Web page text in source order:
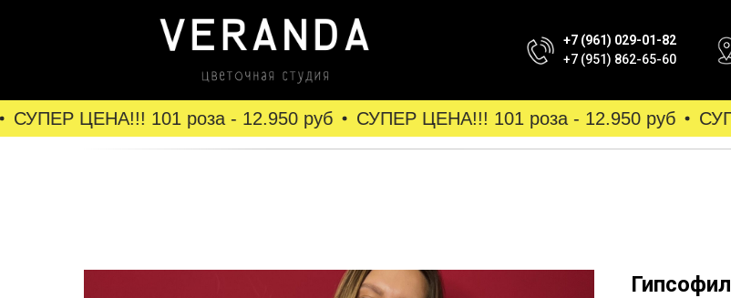
+7 (961) 029-01-82
+7 (951) 862-65-60
ЦЕНА!!! 101 роза - 12.950 руб СУПЕР ЦЕНА!!! 101 роза - 12.950 руб